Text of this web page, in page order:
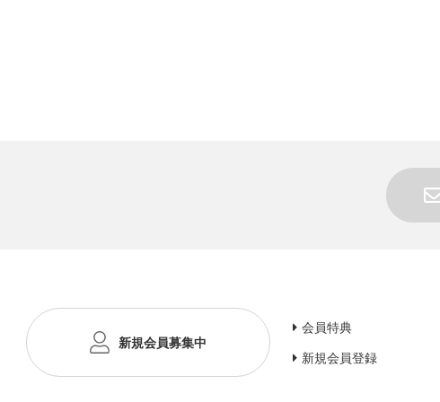
新規会員募集中
会員特典
新規会員登録